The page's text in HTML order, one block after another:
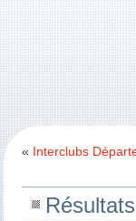
« Interclubs